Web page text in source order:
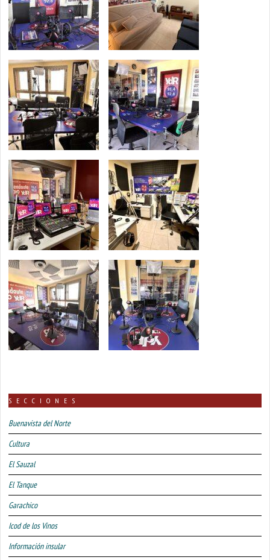
SECCIONES
Buenavista del Norte
Cultura
El Sauzal
El Tanque
Garachico
Icod de los Vinos
Información insular